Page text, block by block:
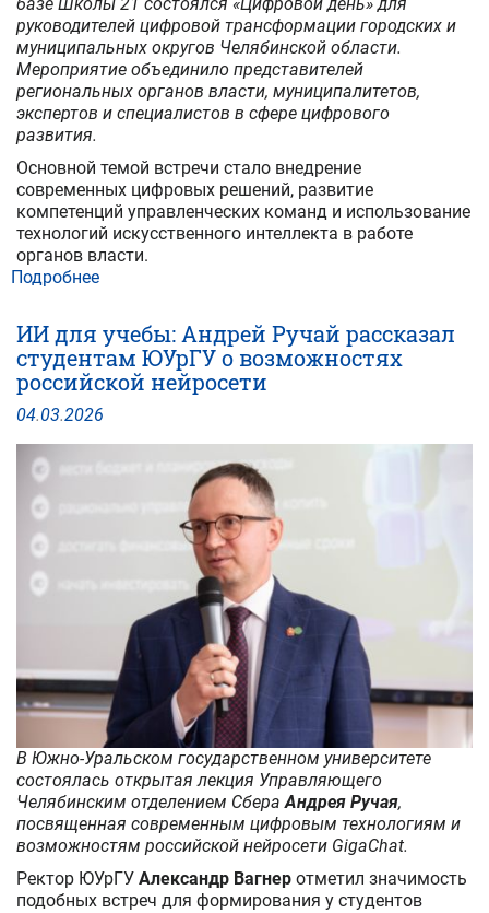
руководителей цифровой трансформации городских и
муниципальных округов Челябинской области.
Мероприятие объединило представителей
региональных органов власти, муниципалитетов,
экспертов и специалистов в сфере цифрового
развития.
Основной темой встречи стало внедрение
современных цифровых решений, развитие
компетенций управленческих команд и использование
технологий искусственного интеллекта в работе
органов власти.
Подробнее
площадкой
для
обсуждения
вопросов
Челябинской
ИИ для учебы: Андрей Ручай рассказал
студентам ЮУрГУ о возможностях
российской нейросети
04.03.2026
В Южно-Уральском государственном университете
состоялась открытая лекция Управляющего
Челябинским отделением СбераАндрея Ручая,
посвященная современным цифровым технологиям и
возможностям российской нейросети GigaChat.
Ректор ЮУрГУ Александр Вагнер отметил значимость
подобных встреч для формирования у студентов